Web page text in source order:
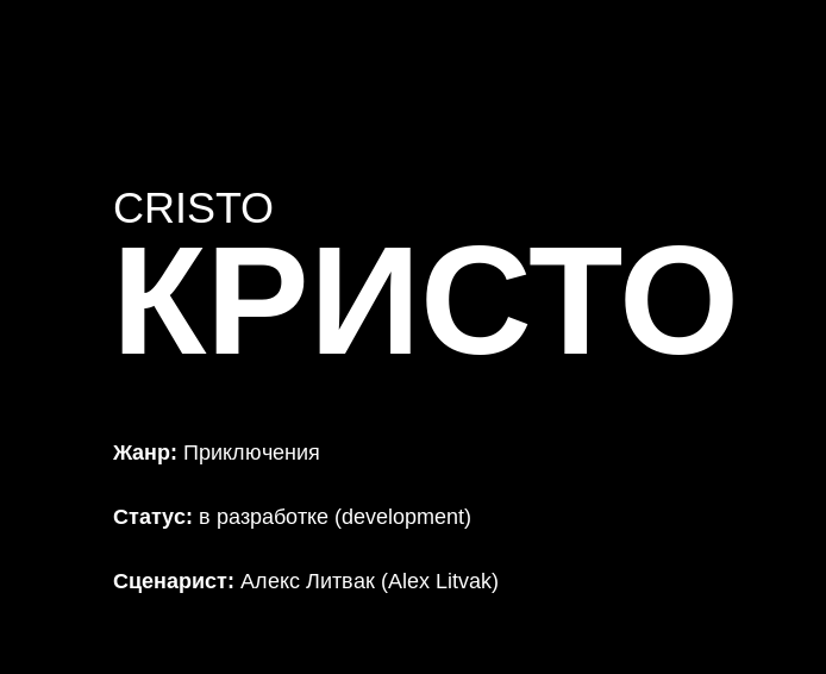
КРИСТО
CRISTO
Жанр: Приключения
Статус: в разработке (development)
Сценарист: Алекс Литвак (Alex Litvak)